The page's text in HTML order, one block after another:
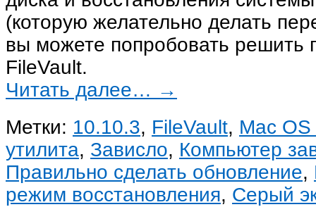
(которую желательно делать
вы можете попробовать решить
FileVault.
Читать далее… →
Метки: 10.10.3, FileVault, Mac OS
утилита, Зависло, Компьютер
Правильно сделать обновление,
режим восстановления, Серый